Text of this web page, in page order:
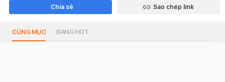
Chia sẻ Sao chép link
CÙNG MỤC ĐANG HOT